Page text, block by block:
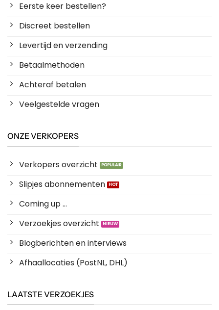
Eerste keer bestellen?
Discreet bestellen
Levertijd en verzending
Betaalmethoden
Achteraf betalen
Veelgestelde vragen
ONZE VERKOPERS
Verkopers overzicht
Slipjes abonnementen
Coming up ...
Verzoekjes overzicht
Blogberichten en interviews
Afhaallocaties (PostNL, DHL)
LAATSTE VERZOEKJES